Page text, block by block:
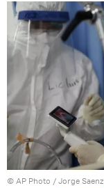
© AP Photo / Jorge Saenz